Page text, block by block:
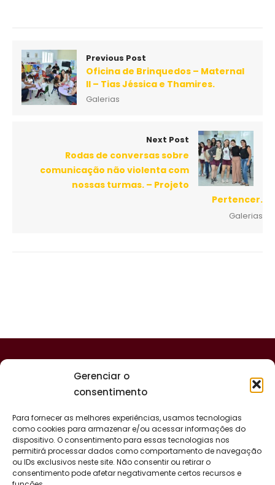
Gerenciar o
consentimento
Para fornecer as melhores experiências, usamos tecnologias
como cookies para armazenar e/ou acessar informações do
dispositivo. O consentimento para essas tecnologias nos
permitirá processar dados como comportamento de navegação
ou IDs exclusivos neste site. Não consentir ou retirar o
consentimento pode afetar negativamente certos recursos e
Previous Post
Oficina de Brinquedos – Maternal
II – Tias Jéssica e Thamires.
Galerias
Next Post
Rodas de conversas sobre
comunicação não violenta com
nossas turmas. – Projeto
Pertencer.
Galerias